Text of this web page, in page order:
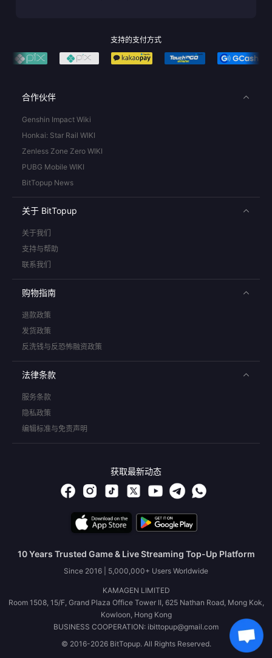
支持的支付方式
合作伙伴
Genshin Impact Wiki
Honkai: Star Rail WIKI
Zenless Zone Zero WIKI
PUBG Mobile WIKI
BitTopup News
关于 BitTopup
关于我们
支持与帮助
联系我们
购物指南
退款政策
发货政策
反洗钱与反恐怖融资政策
法律条款
服务条款
隐私政策
编辑标准与免责声明
获取最新动态
10 Years Trusted Game & Live Streaming Top-Up Platform
Since 2016 | 5,000,000+ Users Worldwide
KAMAGEN LIMITED
Room 1508, 15/F, Grand Plaza Office Tower II, 625 Nathan Road, Mong Kok,
Kowloon, Hong Kong
BUSINESS COOPERATION: ibittopup@gmail.com
© 2016-2026 BitTopup. All Rights Reserved.